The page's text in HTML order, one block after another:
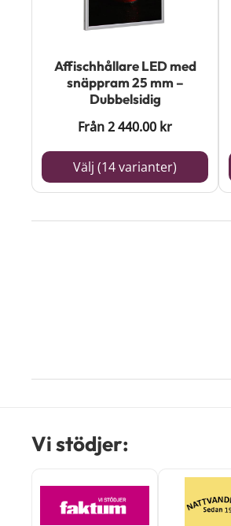
Affischhållare LED med
snäppram 25 mm –
Dubbelsidig
Från2 440.00 kr
Välj (14 varianter)
alternativen
produktsidan
Vi stödjer: